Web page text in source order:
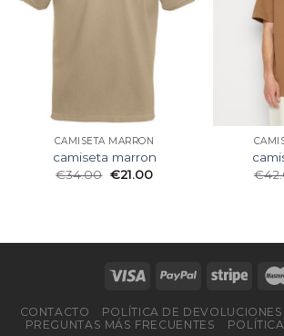
CAMISETA MARRON
camiseta marron
€34.00 €21.00
€
CONTACTO
POLÍTICA DE
PREGUNTAS MÁS FRECUENTES